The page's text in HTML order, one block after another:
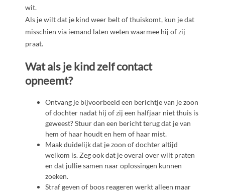
wit.
Als je wilt dat je kind weer belt of thuiskomt, kun je dat
misschien via iemand laten weten waarmee hij of zij
praat.
Wat als je kind zelf contact
opneemt?
Ontvang je bijvoorbeeld een berichtje van je zoon
of dochter nadat hij of zij een halfjaar niet thuis is
geweest? Stuur dan een bericht terug dat je van
hem of haar houdt en hem of haar mist.
Maak duidelijk dat je zoon of dochter altijd
welkom is. Zeg ook dat je overal over wilt praten
en dat jullie samen naar oplossingen kunnen
zoeken.
Straf geven of boos reageren werkt alleen maar